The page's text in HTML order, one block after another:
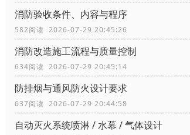
消防验收条件、内容与程序
582阅读 2026-07-29 20:45:26
消防改造施工流程与质量控制
634阅读 2026-07-29 20:45:14
防排烟与通风防火设计要求
637阅读 2026-07-29 20:44:58
自动灭火系统喷淋 / 水幕 / 气体设计